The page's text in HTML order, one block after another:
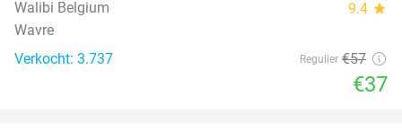
Walibi Belgium 9.4 star
Wavre
Verkocht: 3.737
Regulier €57
€37